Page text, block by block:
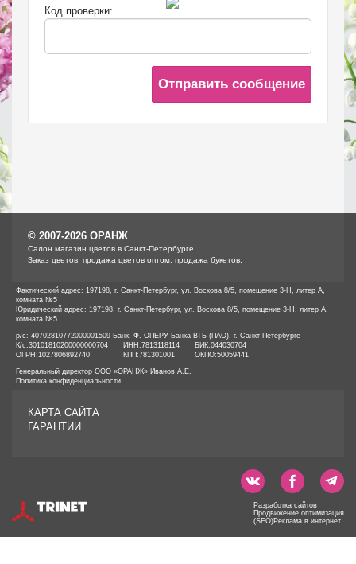
Код проверки:
Отправить сообщение
© 2007-2026 ОРАНЖ
Cалон магазин цветов в Санкт-Петербурге.
Заказ цветов, продажа цветов оптом, продажа букетов.
Фактический адрес: 197198, г. Санкт-Петербург, ул. Воскова 8/5, помещение 3-Н, литер А,
комната №5
Юридический адрес: 197198, г. Санкт-Петербург, ул. Воскова 8/5, помещение 3-Н, литер А,
комната №5
р/с: 40702810772000001509 Банк: Ф. ОПЕРУ Банка ВТБ (ПАО), г. Санкт-Петербурге
К/с:30101810200000000704 ИНН:7813118114 БИК:044030704
ОГРН:1027806892740 КПП:781301001 ОКПО:50059441
Генеральный директор ООО «ОРАНЖ» Иванов А.Е.
Политика конфиденциальности
КАРТА САЙТА
ГАРАНТИИ
Разработка сайтов
Продвижение оптимизация
(SEO)Реклама в интернет